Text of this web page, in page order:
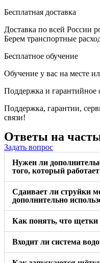
Бесплатная доставка
Доставка по всей России
Берем транспортные
Бесплатное обучение
Обучение у вас на месте
Поддержка и гарантийное
Поддержка, гарантии,
связи!
Ответы на
Задать вопрос
Нужен ли
того, который
Сдаивает ли струйки
дополнительно
Как понять, что щетки
Входит ли система